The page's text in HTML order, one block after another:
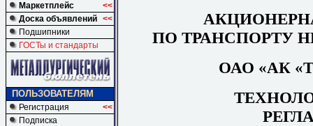
Маркетплейс
<<
Доска объявлений <<
Подшипники
ГОСТы и стандарты
ПОЛЬЗОВАТЕЛЯМ
Регистрация
<<
Подписка
ПО ТРАНСПОРТУ
ОАО «АК